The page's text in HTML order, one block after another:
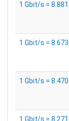
1 Gbit/s =
1 Gbit/s =
1 Gbit/s =
1 Gbit/s =